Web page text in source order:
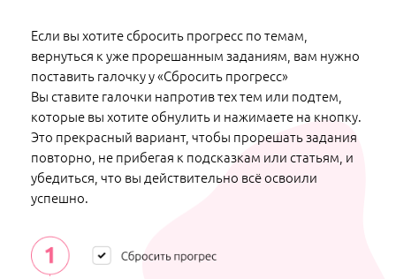
Если вы хотите сбросить прогресс по темам,
вернуться к уже прорешанным заданиям, вам нужно
поставить галочку у «Сбросить прогресс»
Вы ставите галочки напротив тех тем или подтем,
которые вы хотите обнулить и нажимаете на кнопку.
Это прекрасный вариант, чтобы прорешать задания
повторно, не прибегая к подсказкам или статьям, и
убедиться, что вы действительно всё освоили
успешно.